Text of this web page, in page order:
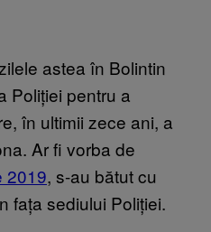
astea în Bolintin
Poliției pentru a
în ultimii zece ani, a
Ar fi vorba de
2019, s-au bătut cu
fața sediului Poliției.